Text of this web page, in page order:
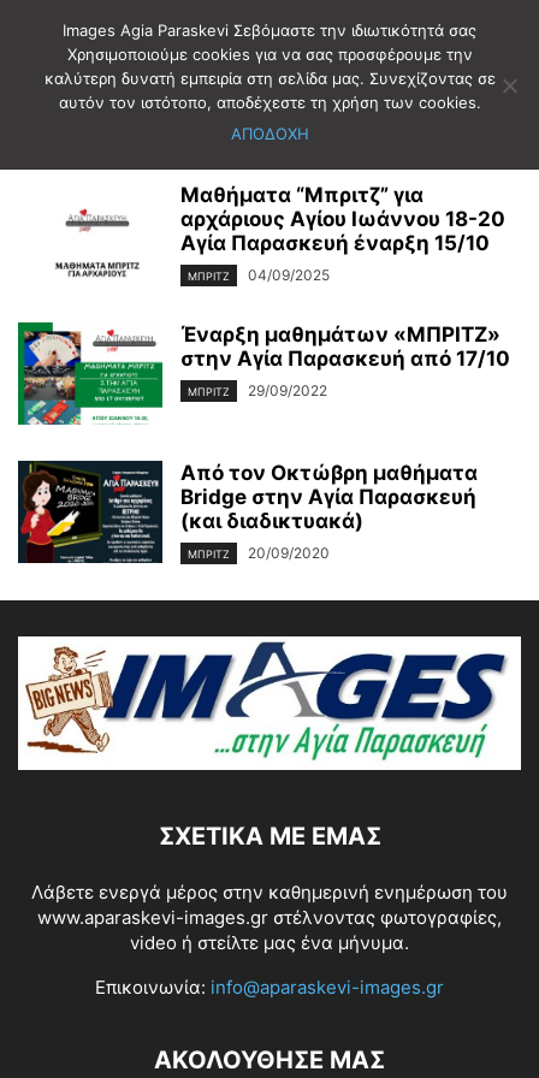
Αρχική Ετικέτες ΜΠΡΙΤΖ
Mαθήματα “Μπριτζ” για
αρχάριους Αγίου Ιωάννου 18-20
Αγία Παρασκευή έναρξη 15/10
ΜΠΡΙΤΖ 04/09/2025
Έναρξη μαθημάτων «ΜΠΡΙΤΖ»
στην Αγία Παρασκευή από 17/10
ΜΠΡΙΤΖ 29/09/2022
Από τον Οκτώβρη μαθήματα
Bridge στην Αγία Παρασκευή
(και διαδικτυακά)
ΜΠΡΙΤΖ 20/09/2020
ΣΧΕΤΙΚΆ ΜΕ ΕΜΆΣ
Λάβετε ενεργά μέρος στην καθημερινή ενημέρωση του
www.aparaskevi-images.gr στέλνοντας φωτογραφίες,
video ή στείλτε μας ένα μήνυμα.
Επικοινωνία: info@aparaskevi-images.gr
ΑΚΟΛΟΥΘΗΣΕ ΜΑΣ
Images Agia Paraskevi Σεβόμαστε την ιδιωτικότητά σας
Χρησιμοποιούμε cookies για να σας προσφέρουμε την
καλύτερη δυνατή εμπειρία στη σελίδα μας. Συνεχίζοντας σε
αυτόν τον ιστότοπο, αποδέχεστε τη χρήση των cookies.
ΑΠΟΔΟΧΗ